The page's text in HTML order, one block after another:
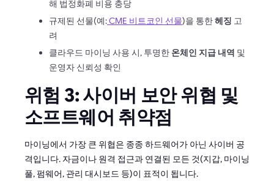
해 법정화폐 비용 충당
규제된 선물(예:CME 비트코인 선물)을 통한헤징 고
려
클라우드 마이닝 사용 시, 투명한 온체인 지급 내역 및
운영자 신뢰성 확인
위험 3: 사이버 보안 위협 및
소프트웨어 취약점
마이닝에서 가장 큰 위협은 종종 하드웨어가 아닌 사이버 공
격입니다. 자금이나 원격 접근과 연결된 모든 것(지갑, 마이닝
풀, 펌웨어, 관리 대시보드 등)이 표적이 됩니다.